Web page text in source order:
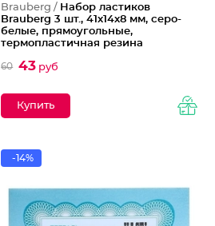
Brauberg / Набор ластиков
Brauberg 3 шт., 41х14х8 мм, серо-
белые, прямоугольные,
термопластичная резина
60 43 руб
-14%